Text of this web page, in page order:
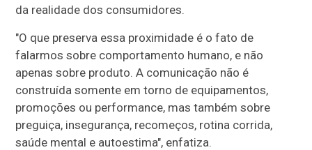
da realidade dos consumidores.
"O que preserva essa proximidade é o fato de
falarmos sobre comportamento humano, e não
apenas sobre produto. A comunicação não é
construída somente em torno de equipamentos,
promoções ou performance, mas também sobre
preguiça, insegurança, recomeços, rotina corrida,
saúde mental e autoestima", enfatiza.